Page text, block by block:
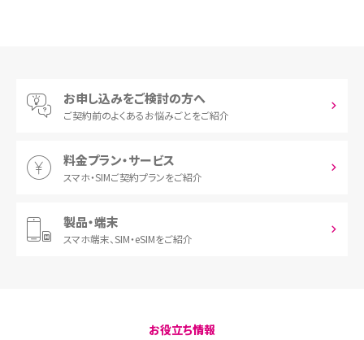
お申し込みをご検討の方へ
ご契約前のよくあるお悩みごとをご紹介
料金プラン・サービス
スマホ・SIMご契約プランをご紹介
製品・端末
スマホ端末、SIM・eSIMをご紹介
お役立ち情報